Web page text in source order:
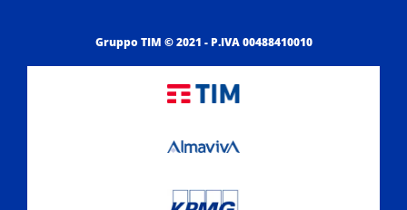
Gruppo TIM © 2021 - P.IVA 00488410010